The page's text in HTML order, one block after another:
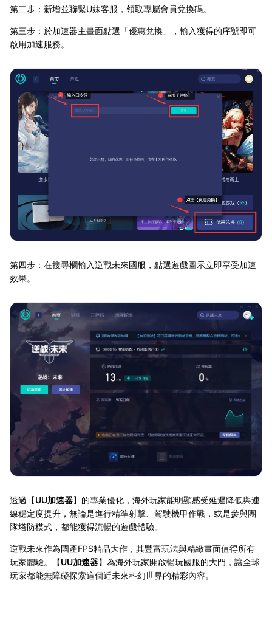
第二步：新增並聯繫U妹客服，領取專屬會員兌換碼。
第三步：於加速器主畫面點選「優惠兌換」，輸入獲得的序號即可
啟用加速服務。
第四步：在搜尋欄輸入逆戰未來國服，點選遊戲圖示立即享受加速
效果。
透過【UU加速器】的專業優化，海外玩家能明顯感受延遲降低與連
線穩定度提升，無論是進行精準射擊、駕駛機甲作戰，或是參與團
隊塔防模式，都能獲得流暢的遊戲體驗。
逆戰未來作為國產FPS精品大作，其豐富玩法與精緻畫面值得所有
玩家體驗。【UU加速器】為海外玩家開啟暢玩國服的大門，讓全球
玩家都能無障礙探索這個近未來科幻世界的精彩內容。